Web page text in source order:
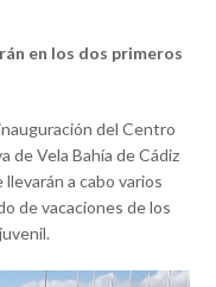
en los dos primeros
del Centro
de Vela Bahía de Cádiz
a cabo varios
de vacaciones de los